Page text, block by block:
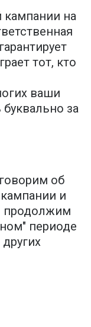
кампании на
тот, кто
ваши
за
об
и
продолжим
периоде